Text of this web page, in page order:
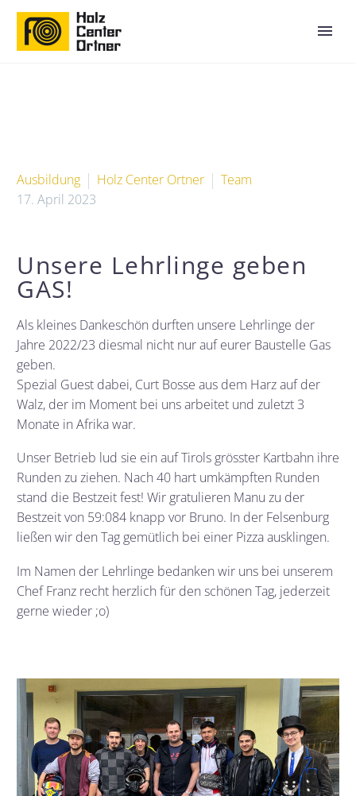
Ausbildung Holz Center Ortner
Team
17. April 2023
Unsere Lehrlinge geben
GAS!
Als kleines Dankeschön durften unsere Lehrlinge der
Jahre 2022/23 diesmal nicht nur auf eurer Baustelle Gas
geben.
Spezial Guest dabei, Curt Bosse aus dem Harz auf der
Walz, der im Moment bei uns arbeitet und zuletzt 3
Monate in Afrika war.
Unser Betrieb lud sie ein auf Tirols grösster Kartbahn ihre
Runden zu ziehen. Nach 40 hart umkämpften Runden
stand die Bestzeit fest! Wir gratulieren Manu zu der
Bestzeit von 59:084 knapp vor Bruno. In der Felsenburg
ließen wir den Tag gemütlich bei einer Pizza ausklingen.
Im Namen der Lehrlinge bedanken wir uns bei unserem
Chef Franz recht herzlich für den schönen Tag, jederzeit
gerne wieder ;o)